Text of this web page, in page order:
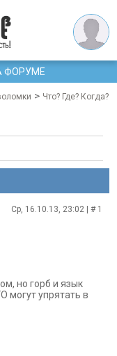
ФОРУМЕ
> Что? Где? Когда?
Ср, 16.10.13, 23:02 | # 1
но горб и язык
могут упрятать в